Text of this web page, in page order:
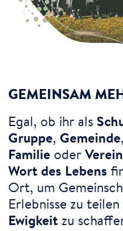
GEMEINSAM
Egal, ob ihr als
Gruppe, Gemeinde,
Familie oderVerein
Wort des Lebens
Ort, um
Erlebnisse zu teilen
Ewigkeitzu